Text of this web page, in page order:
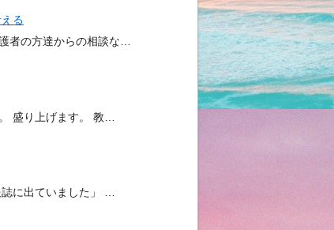
る
者の方達からの相談な…
盛り上げます。 教…
に出ていました」 …